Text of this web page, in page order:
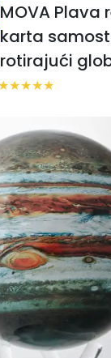
MOVA Plava
karta
rotirajući